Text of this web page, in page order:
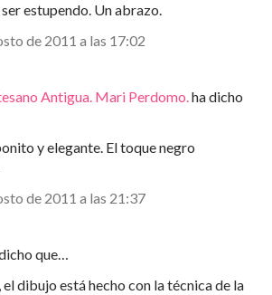
estupendo. Un abrazo.
de 2011 a las 17:02
Antigua. Mari Perdomo.ha dicho
y elegante. El toque negro
de 2011 a las 21:37
que…
el dibujo está hecho con la técnica de la